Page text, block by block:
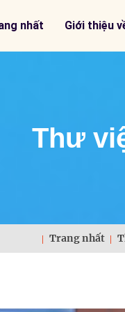
nhất Giới thiệu
Thư
Trang nhất